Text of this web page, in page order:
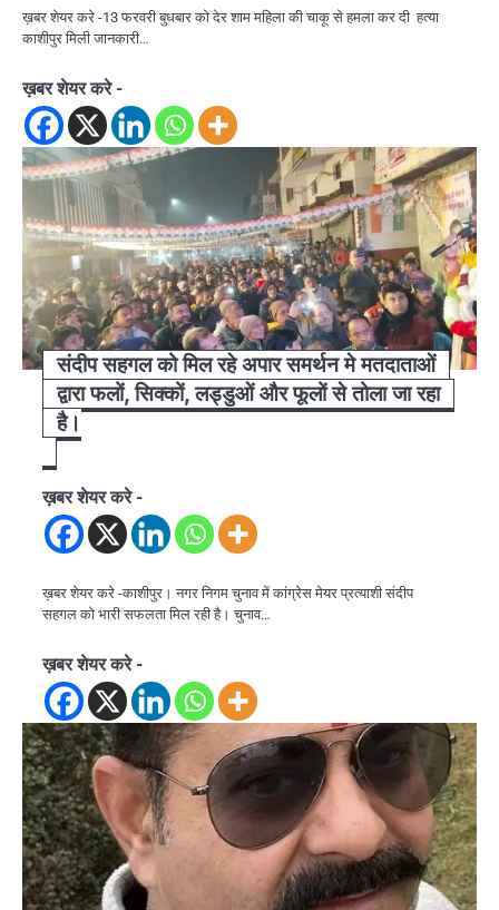
ख़बर शेयर करे -13 फरवरी बुधबार को देर शाम महिला की चाकू से हमला कर दी हत्या
काशीपुर मिली जानकारी…
ख़बर शेयर करे -
संदीप सहगल को मिल रहे अपार समर्थन मे मतदाताओं
द्वारा फलों, सिक्कों, लड्डुओं और फूलों से तोला जा रहा
है।
ख़बर शेयर करे -
ख़बर शेयर करे -काशीपुर। नगर निगम चुनाव में कांग्रेस मेयर प्रत्याशी संदीप
सहगल को भारी सफलता मिल रही है। चुनाव…
ख़बर शेयर करे -